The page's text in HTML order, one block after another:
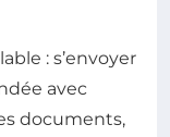
: s’envoyer
avec
documents,